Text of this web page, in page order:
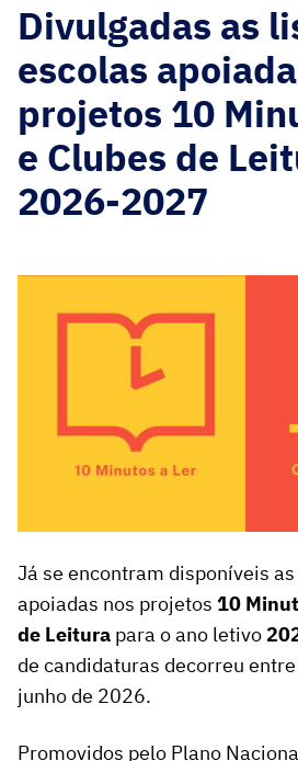
Divulgadas as
escolas
projetos 10
e Clubes de
2026-2027
Já se encontram disponíveis
apoiadas nos projetos 10
de Leitura para o ano letivo
de candidaturas decorreu
junho de 2026.
Promovidos pelo Plano